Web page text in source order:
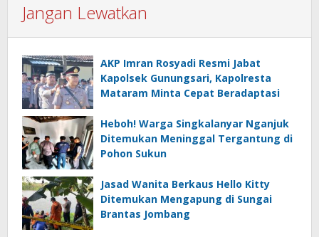
Jangan Lewatkan
AKP Imran Rosyadi Resmi Jabat
Kapolsek Gunungsari, Kapolresta
Mataram Minta Cepat Beradaptasi
Heboh! Warga Singkalanyar Nganjuk
Ditemukan Meninggal Tergantung di
Pohon Sukun
Jasad Wanita Berkaus Hello Kitty
Ditemukan Mengapung di Sungai
Brantas Jombang